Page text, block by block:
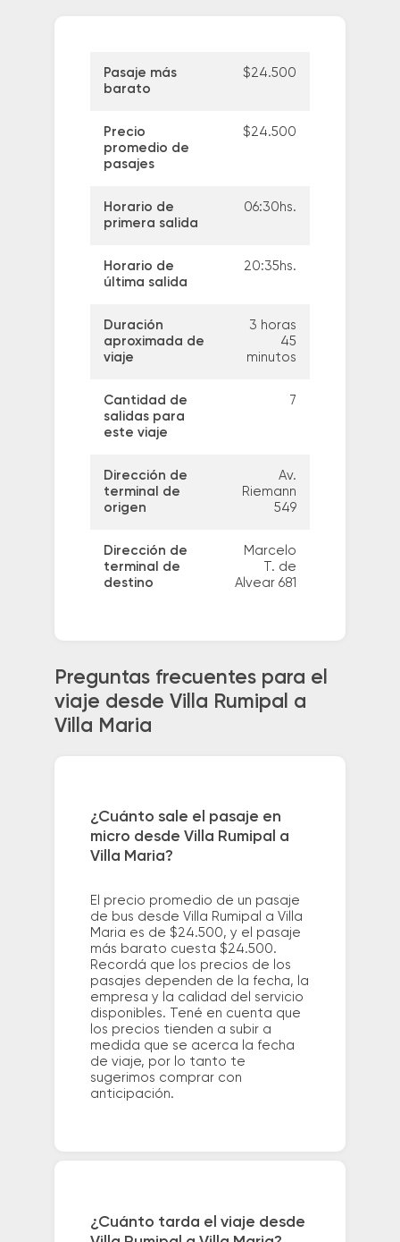
Pasaje más
barato
$24.500
Precio
promedio de
pasajes
$24.500
Horario de
primera salida
06:30hs.
Horario de
última salida
20:35hs.
Duración
aproximada de
viaje
3 horas
45
minutos
Cantidad de
salidas para
este viaje
7
Dirección de
terminal de
origen
Av.
Riemann
549
Dirección de
terminal de
destino
Marcelo
T. de
Alvear 681
Preguntas frecuentes para el
viaje desde Villa Rumipal a
Villa Maria
¿Cuánto sale el pasaje en
micro desde Villa Rumipal a
Villa Maria?
El precio promedio de un pasaje
de bus desde Villa Rumipal a Villa
Maria es de $24.500, y el pasaje
más barato cuesta $24.500.
Recordá que los precios de los
pasajes dependen de la fecha, la
empresa y la calidad del servicio
disponibles. Tené en cuenta que
los precios tienden a subir a
medida que se acerca la fecha
de viaje, por lo tanto te
sugerimos comprar con
anticipación.
¿Cuánto tarda el viaje desde